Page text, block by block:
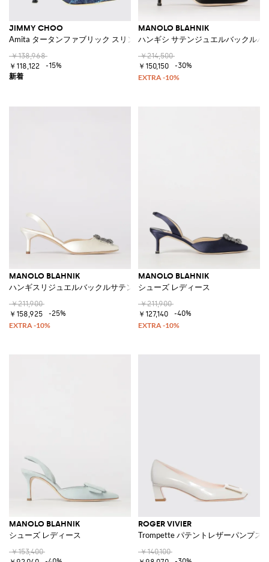
JIMMY CHOO
Amita タータンファブリック スリングバックパンプス、ローヒール＆ア
￥138,968
￥118,122
-15%
MANOLO BLAHNIK
ハンギシ サテンジュエルバックルパ
￥214,500
￥150,150
-30%
MANOLO BLAHNIK
ハンギスリジュエルバックルサテンスリングバック
￥211,900
￥158,925
-25%
MANOLO BLAHNIK
シューズ レディース
￥211,900
￥127,140
-40%
MANOLO BLAHNIK
シューズ レディース
￥153,400
ROGER VIVIER
Trompette パテントレザーパンプス
￥140,100